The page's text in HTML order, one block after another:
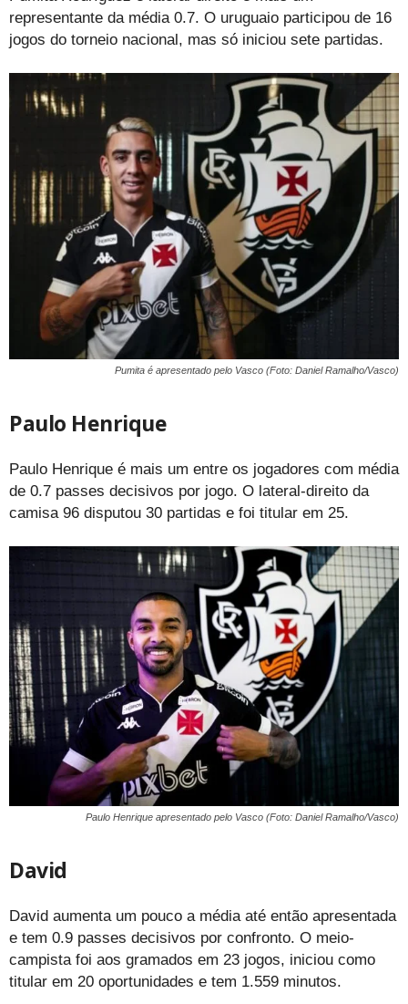
representante da média 0.7. O uruguaio participou de 16
jogos do torneio nacional, mas só iniciou sete partidas.
Pumita é apresentado pelo Vasco (Foto: Daniel Ramalho/Vasco)
Paulo Henrique
Paulo Henrique é mais um entre os jogadores com média
de 0.7 passes decisivos por jogo. O lateral-direito da
camisa 96 disputou 30 partidas e foi titular em 25.
Paulo Henrique apresentado pelo Vasco (Foto: Daniel Ramalho/Vasco)
David
David aumenta um pouco a média até então apresentada
e tem 0.9 passes decisivos por confronto. O meio-
campista foi aos gramados em 23 jogos, iniciou como
titular em 20 oportunidades e tem 1.559 minutos.